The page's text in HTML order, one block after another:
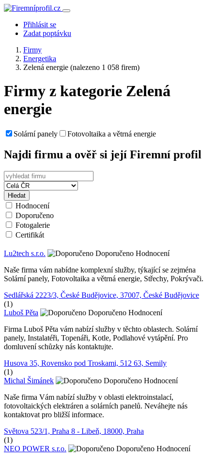
Přihlásit se
Zadat poptávku
Firmy
Energetika
Zelená energie (nalezeno 1 058 firem)
Firmy z kategorie Zelená
energie
Solární panely Fotovoltaika a větrná energie
Najdi firmu a ověř si její Firemní profil
Hledat
Hodnocení
Doporučeno
Fotogalerie
Certifikát
Lu2tech s.r.o. Doporučeno Hodnocení
Naše firma vám nabídne komplexní služby, týkající se zejména
Solární panely, Fotovoltaika a větrná energie, Střechy, Pokrývači.
Sedlářská 2223/3, České Budějovice, 37007, České Budějovice
(1)
Luboš Pěta
Doporučeno Hodnocení
Firma Luboš Pěta vám nabízí služby v těchto oblastech. Solární
panely, Instalatéři, Topenáři, Kotle, Podlahové vytápění. Pro
domluvení schůzky nás kontaktujte.
Husova 35, Rovensko pod Troskami, 512 63, Semily
(1)
Michal Šimánek
Doporučeno Hodnocení
Naše firma Vám nabízí služby v oblasti elektroinstalací,
fotovoltaických elektráren a solárních panelů. Neváhejte nás
kontaktovat pro bližší informace.
Světova 523/1, Praha 8 - Libeň, 18000, Praha
(1)
NEO POWER s.r.o.
Doporučeno Hodnocení